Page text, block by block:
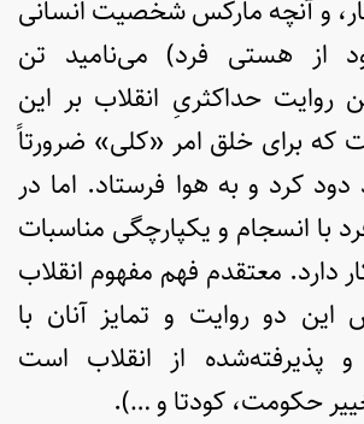
و آنچه مارکس شخصیت انسانی
از هستی فرد) می‌نامید تن
روایت حداکثریِ انقلاب بر این
که برای خلق امر «کلی» ضرورتاً
دود کرد و به هوا فرستاد. اما در
با انسجام و یکپارچگی مناسبات
دارد. معتقدم فهم مفهوم انقلاب
این دو روایت و تمایز آنان با
پذیرفته‌شده از انقلاب است
حکومت، کودتا و …).